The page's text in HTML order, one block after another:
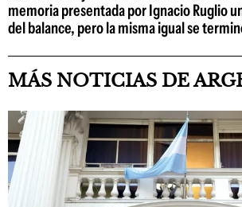
memoria presentada por Ignacio Ruglio
del balance, pero la misma igual se
MÁS NOTICIAS DE